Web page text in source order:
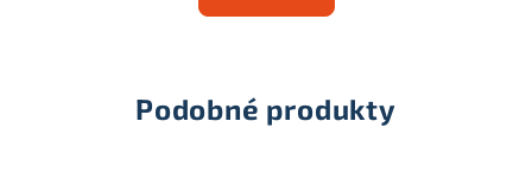
hvězdiček.
Podobné produkty